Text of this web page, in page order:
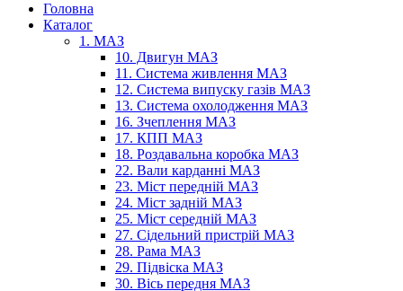
Головна
Каталог
1. МАЗ
10. Двигун МАЗ
11. Система живлення МАЗ
12. Система випуску газів МАЗ
13. Система охолодження МАЗ
16. Зчеплення МАЗ
17. КПП МАЗ
18. Роздавальна коробка МАЗ
22. Вали карданні МАЗ
23. Міст передній МАЗ
24. Міст задній МАЗ
25. Міст середній МАЗ
27. Сідельний пристрій МАЗ
28. Рама МАЗ
29. Підвіска МАЗ
30. Вісь передня МАЗ